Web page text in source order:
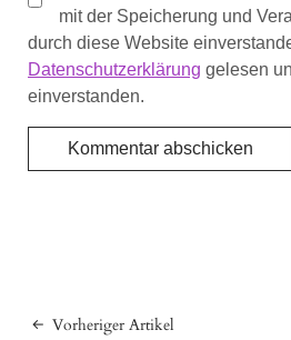
mit der Speicherung und
durch diese Website
Datenschutzerklärung gelesen
einverstanden.
Vorheriger Artikel